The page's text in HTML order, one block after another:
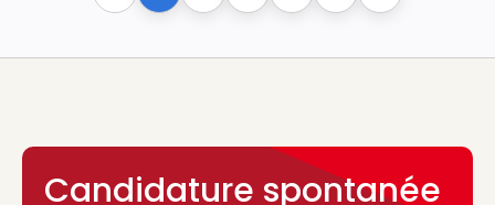
Candidature spontanée